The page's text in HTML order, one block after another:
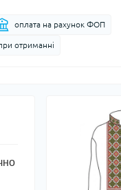
оплата на рахунок ФОП
отриманні